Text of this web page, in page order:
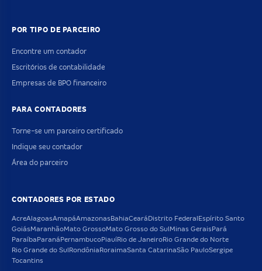
POR TIPO DE PARCEIRO
Encontre um contador
Escritórios de contabilidade
Empresas de BPO financeiro
PARA CONTADORES
Torne-se um parceiro certificado
Indique seu contador
Área do parceiro
CONTADORES POR ESTADO
AcreAlagoasAmapáAmazonasBahiaCearáDistrito FederalEspírito Santo
GoiásMaranhãoMato GrossoMato Grosso do SulMinas GeraisPará
ParaíbaParanáPernambucoPiauíRio de JaneiroRio Grande do Norte
Rio Grande do SulRondôniaRoraimaSanta CatarinaSão PauloSergipe
Tocantins